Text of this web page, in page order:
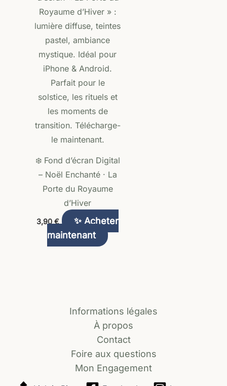
❄️ Fond d’écran Digital
– Noël Enchanté · La
Porte du Royaume
d’Hiver
3,90 €
✨ Acheter
maintenant
Informations légales
À propos
Contact
Foire aux questions
Mon Engagement